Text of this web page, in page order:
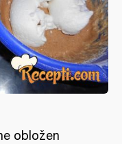
obložen